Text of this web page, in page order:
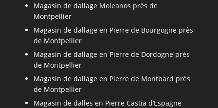
Magasin de dallage Moleanos près de
Montpellier
Magasin de dallage en Pierre de Bourgogne près
de Montpellier
Magasin de dallage en Pierre de Dordogne près
de Montpellier
Magasin de dallage en Pierre de Montbard près
de Montpellier
Magasin de dalles en Pierre Castia d’Espagne